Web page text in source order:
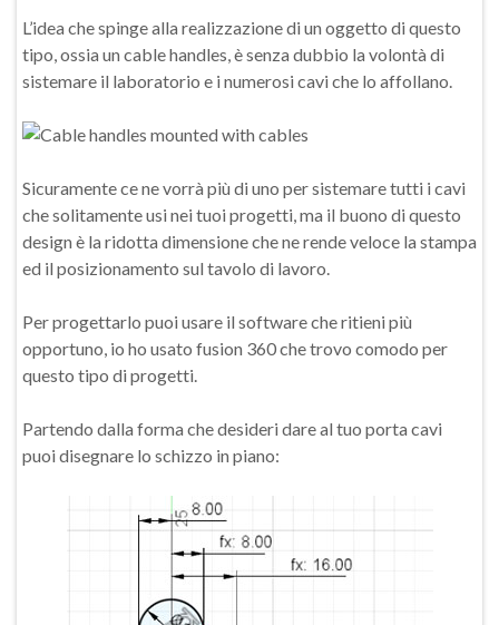
L’idea che spinge alla realizzazione di un oggetto di questo
tipo, ossia un cable handles, è senza dubbio la volontà di
sistemare il laboratorio e i numerosi cavi che lo affollano.
Sicuramente ce ne vorrà più di uno per sistemare tutti i cavi
che solitamente usi nei tuoi progetti, ma il buono di questo
design è la ridotta dimensione che ne rende veloce la stampa
ed il posizionamento sul tavolo di lavoro.
Per progettarlo puoi usare il software che ritieni più
opportuno, io ho usato fusion 360 che trovo comodo per
questo tipo di progetti.
Partendo dalla forma che desideri dare al tuo porta cavi
puoi disegnare lo schizzo in piano: